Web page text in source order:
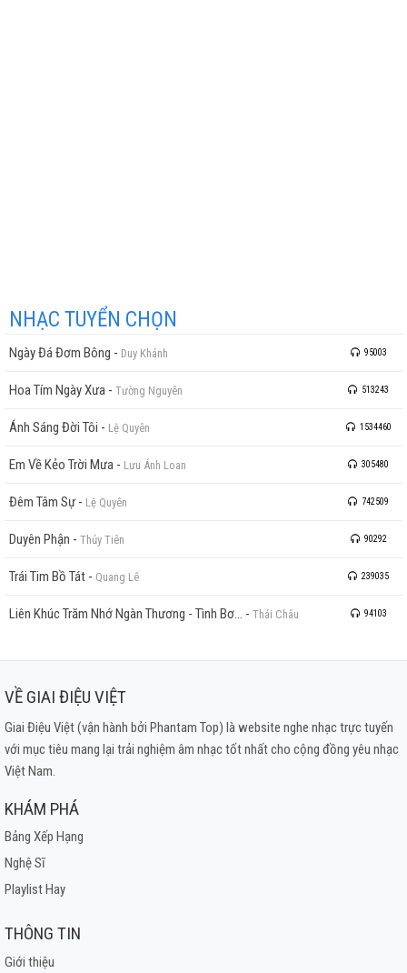
NHẠC TUYỂN CHỌN
Ngày Đá Đơm Bông - Duy Khánh 95003
Hoa Tím Ngày Xưa - Tường Nguyên 513243
Ánh Sáng Đời Tôi - Lệ Quyên 1534460
Em Về Kẻo Trời Mưa - Lưu Ánh Loan 305480
Đêm Tâm Sự - Lệ Quyên 742509
Duyên Phận - Thủy Tiên 90292
Trái Tim Bồ Tát - Quang Lê 239035
Liên Khúc Trăm Nhớ Ngàn Thương - Tình Bơ... - Thái Châu 94103
VỀ GIAI ĐIỆU VIỆT
Giai Điệu Việt (vận hành bởi Phantam Top) là website nghe nhạc trực tuyến
với mục tiêu mang lại trải nghiệm âm nhạc tốt nhất cho cộng đồng yêu nhạc
Việt Nam.
KHÁM PHÁ
Bảng Xếp Hạng
Nghệ Sĩ
Playlist Hay
THÔNG TIN
Giới thiệu